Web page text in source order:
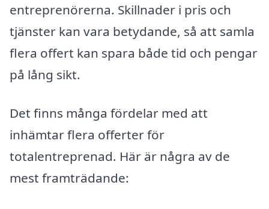
entreprenörerna. Skillnader i pris och
tjänster kan vara betydande, så att samla
flera offert kan spara både tid och pengar
på lång sikt.
Det finns många fördelar med att
inhämtar flera offerter för
totalentreprenad. Här är några av de
mest framträdande: